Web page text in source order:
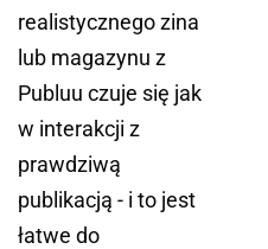
realistycznego zina
lub magazynu z
Publuu czuje się jak
w interakcji z
prawdziwą
publikacją - i to jest
łatwe do